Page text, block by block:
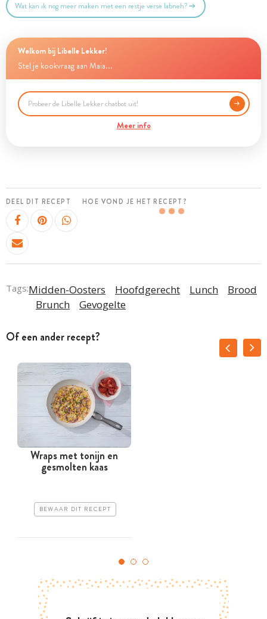
Wat kan ik nog meer maken met een restje verse labneh?
Welkom bij Libelle Lekker!
Stel je kookvraag aan Maia...
Meer info
DEEL DIT RECEPT HOE VOND JE HET RECEPT?
Tags:Midden-Oosters Hoofdgerecht Lunch
Brood
Brunch
Gevogelte
Of een ander recept?
Wraps met tonijn en
gesmolten kaas
BEWAAR DIT RECEPT